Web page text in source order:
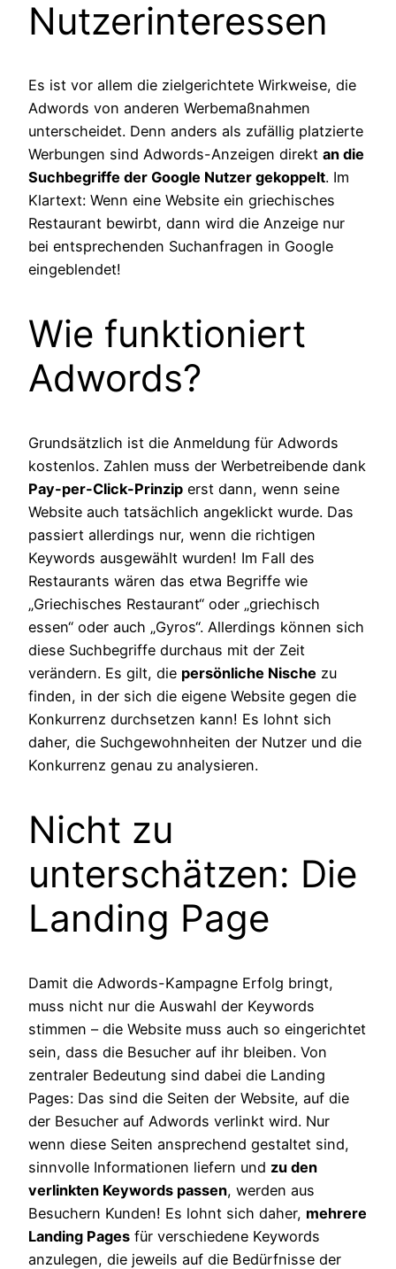
Nutzerinteressen
Es ist vor allem die zielgerichtete Wirkweise, die
Adwords von anderen Werbemaßnahmen
unterscheidet. Denn anders als zufällig platzierte
Werbungen sind Adwords-Anzeigen direkt an die
Suchbegriffe der Google Nutzer gekoppelt. Im
Klartext: Wenn eine Website ein griechisches
Restaurant bewirbt, dann wird die Anzeige nur
bei entsprechenden Suchanfragen in Google
eingeblendet!
Wie funktioniert
Adwords?
Grundsätzlich ist die Anmeldung für Adwords
kostenlos. Zahlen muss der Werbetreibende dank
Pay-per-Click-Prinzip erst dann, wenn seine
Website auch tatsächlich angeklickt wurde. Das
passiert allerdings nur, wenn die richtigen
Keywords ausgewählt wurden! Im Fall des
Restaurants wären das etwa Begriffe wie
„Griechisches Restaurant“ oder „griechisch
essen“ oder auch „Gyros“. Allerdings können sich
diese Suchbegriffe durchaus mit der Zeit
verändern. Es gilt, die persönliche Nische zu
finden, in der sich die eigene Website gegen die
Konkurrenz durchsetzen kann! Es lohnt sich
daher, die Suchgewohnheiten der Nutzer und die
Konkurrenz genau zu analysieren.
Nicht zu
unterschätzen: Die
Landing Page
Damit die Adwords-Kampagne Erfolg bringt,
muss nicht nur die Auswahl der Keywords
stimmen – die Website muss auch so eingerichtet
sein, dass die Besucher auf ihr bleiben. Von
zentraler Bedeutung sind dabei die Landing
Pages: Das sind die Seiten der Website, auf die
der Besucher auf Adwords verlinkt wird. Nur
wenn diese Seiten ansprechend gestaltet sind,
sinnvolle Informationen liefern und zu den
verlinkten Keywords passen, werden aus
Besuchern Kunden! Es lohnt sich daher, mehrere
Landing Pages für verschiedene Keywords
anzulegen, die jeweils auf die Bedürfnisse der